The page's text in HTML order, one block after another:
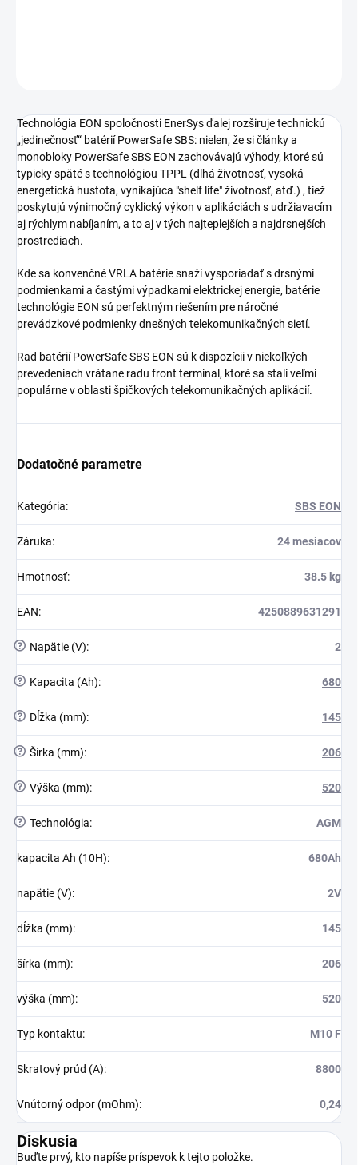
Technológia EON spoločnosti EnerSys ďalej rozširuje technickú
„jedinečnosť“ batérií PowerSafe SBS: nielen, že si články a
monobloky PowerSafe SBS EON zachovávajú výhody, ktoré sú
typicky späté s technológiou TPPL (dlhá životnosť, vysoká
energetická hustota, vynikajúca "shelf life" životnosť, atď.) , tiež
poskytujú výnimočný cyklický výkon v aplikáciách s udržiavacím
aj rýchlym nabíjaním, a to aj v tých najteplejších a najdrsnejších
prostrediach.
Kde sa konvenčné VRLA batérie snaží vysporiadať s drsnými
podmienkami a častými výpadkami elektrickej energie, batérie
technológie EON sú perfektným riešením pre náročné
prevádzkové podmienky dnešných telekomunikačných sietí.
Rad batérií PowerSafe SBS EON sú k dispozícii v niekoľkých
prevedeniach vrátane radu front terminal, ktoré sa stali veľmi
populárne v oblasti špičkových telekomunikačných aplikácií.
Dodatočné parametre
Kategória: SBS EON
Záruka: 24 mesiacov
Hmotnosť: 38.5 kg
EAN: 4250889631291
? Napätie (V): 2
? Kapacita (Ah): 680
? Dĺžka (mm): 145
? Šírka (mm): 206
? Výška (mm): 520
? Technológia: AGM
kapacita Ah (10H): 680Ah
napätie (V): 2V
dĺžka (mm): 145
šírka (mm): 206
výška (mm): 520
Typ kontaktu: M10 F
Skratový prúd (A): 8800
Vnútorný odpor (mOhm): 0,24
Diskusia
Buďte prvý, kto napíše príspevok k tejto položke.